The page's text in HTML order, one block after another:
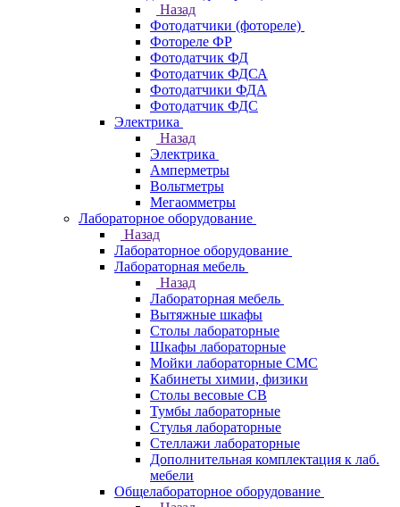
Назад
Фотодатчики (фотореле)
Фотореле ФР
Фотодатчик ФД
Фотодатчик ФДСА
Фотодатчики ФДА
Фотодатчик ФДС
Электрика
Назад
Электрика
Амперметры
Вольтметры
Мегаомметры
Лабораторное оборудование
Назад
Лабораторное оборудование
Лабораторная мебель
Назад
Лабораторная мебель
Вытяжные шкафы
Столы лабораторные
Шкафы лабораторные
Мойки лабораторные СМС
Кабинеты химии, физики
Столы весовые СВ
Тумбы лабораторные
Стулья лабораторные
Стеллажи лабораторные
Дополнительная комплектация к лаб.
мебели
Общелабораторное оборудование